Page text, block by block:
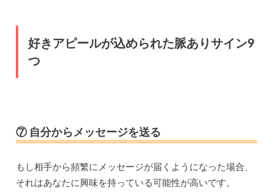
好きアピールが込められた脈ありサイン9
つ
⑦ 自分からメッセージを送る
もし相手から頻繁にメッセージが届くようになった場合、
それはあなたに興味を持っている可能性が高いです。